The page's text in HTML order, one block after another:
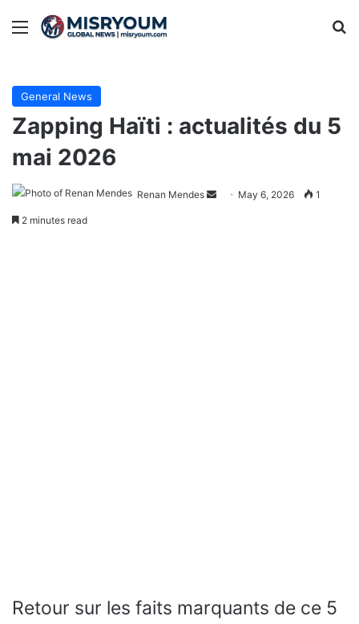
Menu
General News
Zapping Haïti : actualités du 5
mai 2026
Renan Mendes
Send May 6, 2026 1
2 minutes read
Retour sur les faits marquants de ce 5